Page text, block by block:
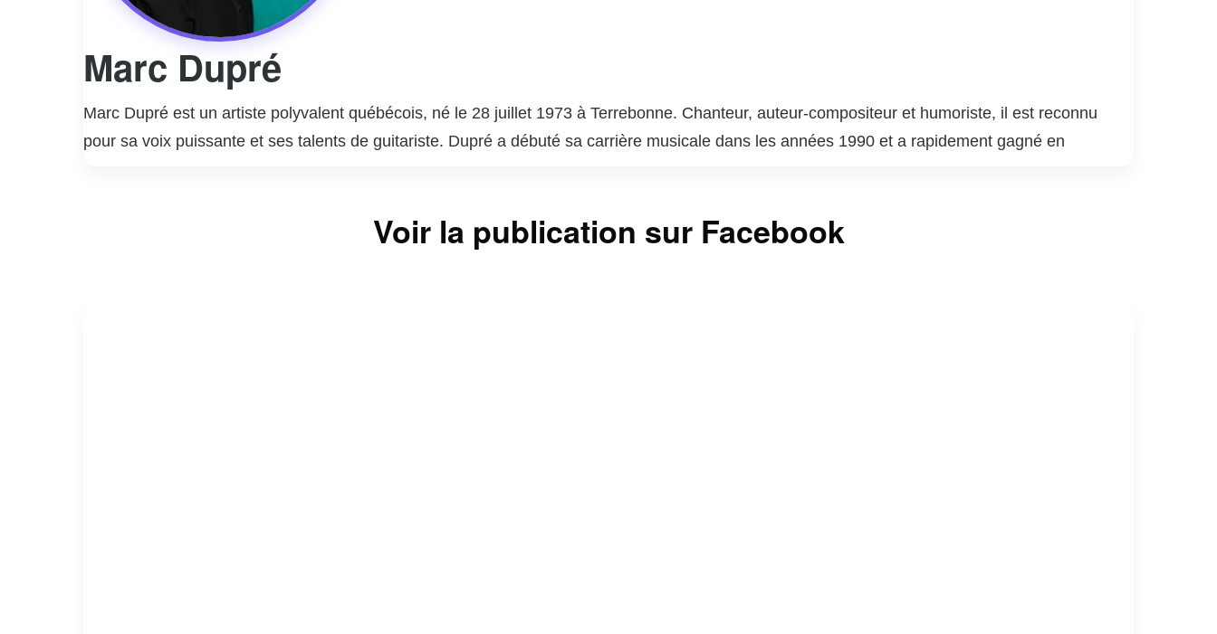
Marc Dupré
Marc Dupré est un artiste polyvalent québécois, né le 28 juillet 1973 à Terrebonne. Chanteur, auteur-compositeur et humoriste, il est reconnu
pour sa voix puissante et ses talents de guitariste. Dupré a débuté sa carrière musicale dans les années 1990 et a rapidement gagné en
nombreux talents émergents à se faire connaître. Son engagement envers la musique et son charisme lui ont valu plusieurs prix et distinctions,
Voir la publication sur Facebook